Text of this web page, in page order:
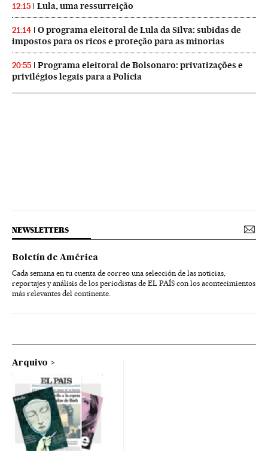
12:15 Lula, uma ressurreição
21:14
O programa eleitoral de Lula da Silva: subidas de
impostos para os ricos e proteção para as minorias
20:55
Programa eleitoral de Bolsonaro: privatizações e
privilégios legais para a Polícia
NEWSLETTERS
Boletín de América
Cada semana en tu cuenta de correo una selección de las noticias,
reportajes y análisis de los periodistas de EL PAÍS con los acontecimientos
más relevantes del continente.
Arquivo